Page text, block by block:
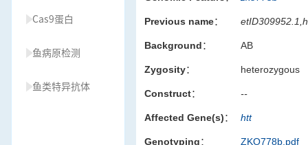
Cas9蛋白
鱼病原检测
鱼类特异抗体
Previous name：
Background： AB
Zygosity： heterozygous
Construct： --
Affected Gene(s)： htt
Genotyping： ZKO778b.pdf